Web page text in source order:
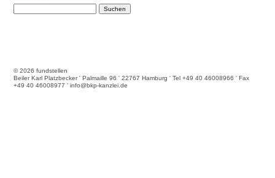
© 2026 fundstellen
Beiler Karl Platzbecker ' Palmaille 96 ' 22767 Hamburg ' Tel +49 40 46008966 ' Fax
+49 40 46008977 ' info@bkp-kanzlei.de